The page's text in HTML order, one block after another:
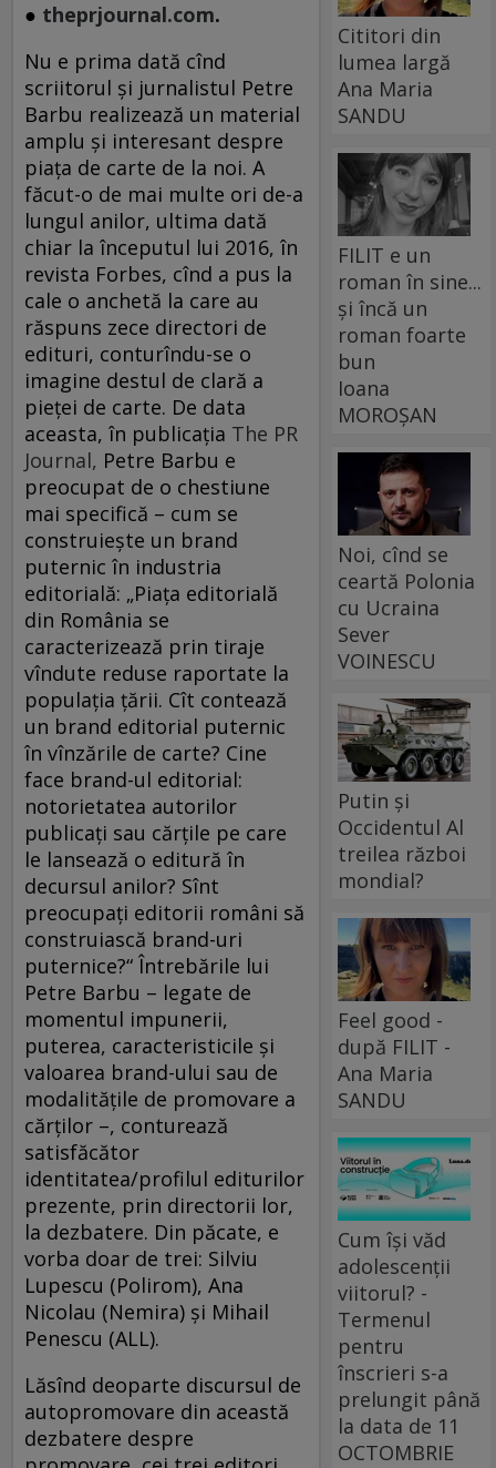
● theprjournal.com.
Nu e prima dată cînd
scriitorul şi jurnalistul Petre
Barbu realizează un material
amplu şi interesant despre
piaţa de carte de la noi. A
făcut-o de mai multe ori de-a
lungul anilor, ultima dată
chiar la începutul lui 2016, în
revista Forbes, cînd a pus la
cale o anchetă la care au
răspuns zece directori de
edituri, conturîndu-se o
imagine destul de clară a
pieţei de carte. De data
aceasta, în publicaţia The PR
Jour­nal, Petre Barbu e
preocupat de o chestiune
mai specifică – cum se
construiește un brand
puternic în industria
editorială: „Piața editorială
din România se
caracterizează prin tiraje
vîndute reduse raportate la
populația țării. Cît contează
un brand editorial puternic
în vînzările de carte? Cine
face brand-ul editorial:
notorietatea autorilor
publicați sau cărțile pe care
le lansează o editură în
decursul anilor? Sînt
preocupați editorii români să
construiască brand-uri
puternice?“ Întrebările lui
Petre Barbu – legate de
momentul impunerii,
puterea, caracteristicile şi
valoarea brand-ului sau de
modalităţile de promovare a
cărţilor –, conturează
satisfăcător
identitatea/profilul editurilor
prezente, prin directorii lor,
la dezbatere. Din păcate, e
vorba doar de trei: Silviu
Lupescu (Polirom), Ana
Nicolau (Nemira) şi Mihail
Penescu (ALL).
Lăsînd deoparte discursul de
autopromovare din această
dezbatere despre
Cititori din
lumea largă
Ana Maria
SANDU
FILIT e un
roman în sine...
și încă un
roman foarte
bun
Ioana
MOROȘAN
Noi, cînd se
ceartă Polonia
cu Ucraina
Sever
VOINESCU
Putin și
Occidentul Al
treilea război
mondial?
Feel good -
după FILIT -
Ana Maria
SANDU
Cum își văd
adolescenții
viitorul? -
Termenul
pentru
înscrieri s-a
prelungit până
la data de 11
OCTOMBRIE